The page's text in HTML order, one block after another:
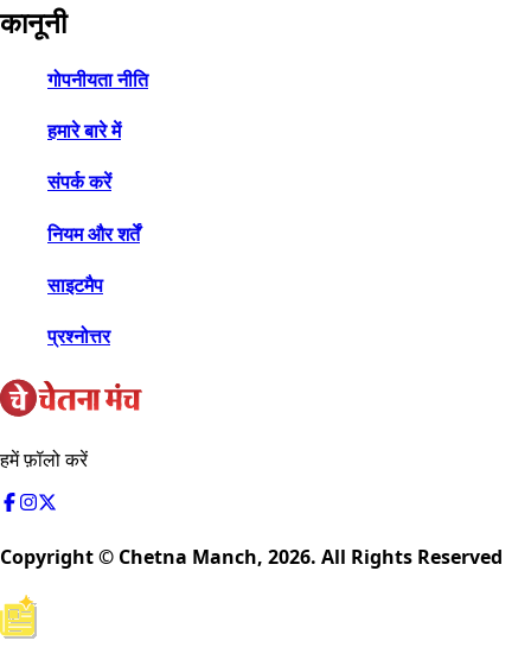
कानूनी
गोपनीयता नीति
हमारे बारे में
संपर्क करें
नियम और शर्तें
साइटमैप
प्रश्नोत्तर
हमें फ़ॉलो करें
Copyright © Chetna Manch, 2026. All Rights Reserved